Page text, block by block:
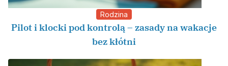
Rodzina
Pilot i klocki pod kontrolą – zasady na wakacje
bez kłótni